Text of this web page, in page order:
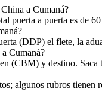
a Cumaná?
puerta a puerta es de
(DDP) el flete, la
Cumaná?
(CBM) y destino.
algunos rubros tienen